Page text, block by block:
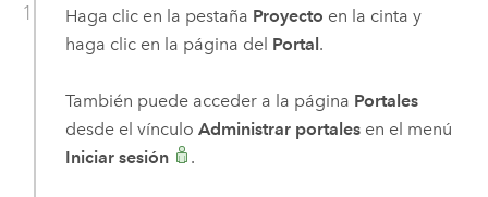
Haga clic en la pestaña Proyecto en la cinta y
haga clic en la página del Portal.
También puede acceder a la página Portales
desde el vínculo Administrar portalesen el menú
Iniciar sesión
.